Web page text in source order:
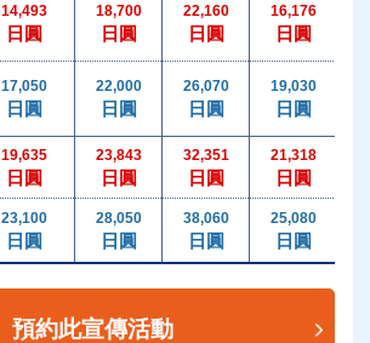
14,493
日圓
18,700
日圓
22,160
日圓
16,176
日圓
17,050
日圓
22,000
日圓
26,070
日圓
19,030
日圓
19,635
日圓
23,843
日圓
32,351
日圓
21,318
日圓
23,100
日圓
28,050
日圓
38,060
日圓
25,080
日圓
預約此宣傳活動